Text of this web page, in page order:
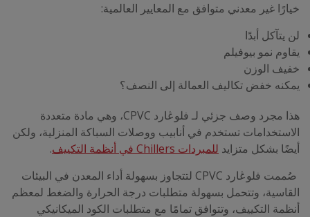
خيارًا غير معدني متوافق مع المعايير العالمية:
لن يتآكل أبدًا
يقاوم نمو بيوفيلم
خفيف الوزن
يمكنه خفض تكاليف العمالة إلى النصف؟
هذا مجرد وصف جزئي لـ فلوڠارد CPVC، وهي مادة متعددة
الاستخدامات تستخدم في أنابيب ووصلات السباكة المنزلية، ولكن
أيضًا بشكل متزايد للمبردات Chillers في أنظمة التكييف.
صُممت فلوڠارد CPVC لتتجاوز بسهولة أداء المعدن في البيئات
القاسية، وتتحمل بسهولة متطلبات درجة الحرارة والضغط لمعظم
أنظمة التكييف، وتتوافق تمامًا مع متطلبات الكود الميكانيكي